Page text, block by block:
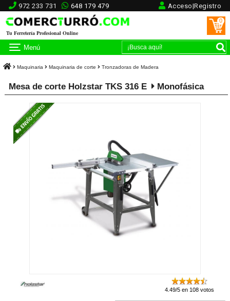
972 233 731 648 179 479 Acceso|Registro
Tu Ferretería Profesional Online
0
Menú
Maquinaria Maquinaria de corte Tronzadoras de Madera
Mesa de corte Holzstar TKS 316 E Monofásica
4.49/5 en 108 votos